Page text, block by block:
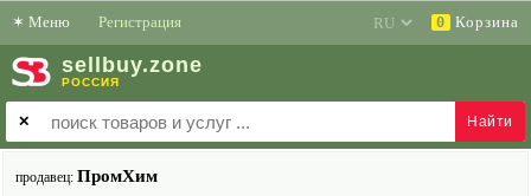
✶ Меню Регистрация 0 Корзина
sell buy.zone
РОССИЯ
✕
продавец: ПромХим